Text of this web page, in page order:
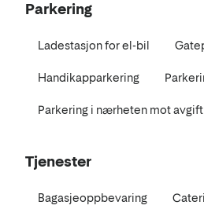
Parkering
Ladestasjon for el-bil
Handikapparkering
Parkering i nærheten mot avgift
Tjenester
Bagasjeoppbevaring